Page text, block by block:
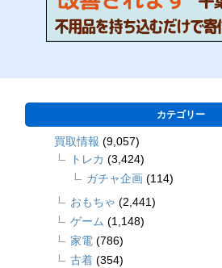
カテゴリー
買取情報 (9,057)
トレカ (3,424)
ガチャ企画 (114)
おもちゃ (2,441)
ゲーム (1,148)
家電 (786)
古着 (354)